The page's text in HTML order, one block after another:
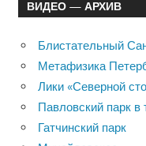
ВИДЕО — АРХИВ
Блистательный
Метафизика
Лики «Северной
Павловский парк
Гатчинский парк